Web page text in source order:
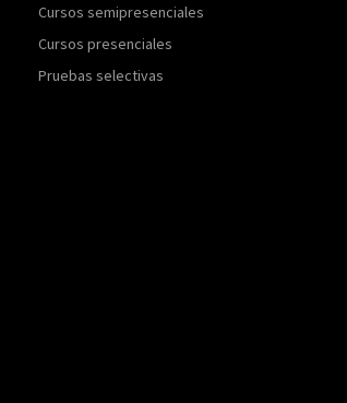
Cursos semipresenciales
Cursos presenciales
Pruebas selectivas